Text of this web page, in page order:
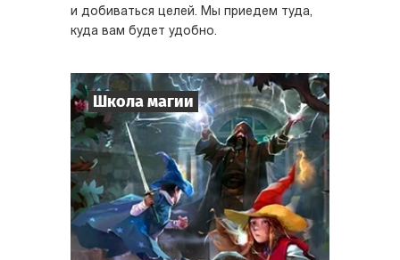
и добиваться целей. Мы приедем туда,
куда вам будет удобно.
Школа магии
Игроков 6 -19
Время игры 1-2 ч.
Тематика Фэнтези
Тип квеста Квестория